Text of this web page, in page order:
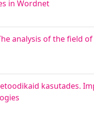
in Wordnet
analysis of the field
kasutades.